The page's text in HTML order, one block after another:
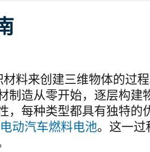
料来创建三维物体的过
制造从零开始，逐层构建
，每种类型都具有独特的
电动汽车燃料电池。这一过